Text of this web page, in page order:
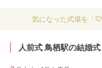
気になった式場を「
人前式 鳥栖駅の結婚